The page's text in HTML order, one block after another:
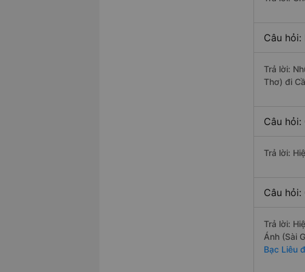
Câu
Trả lời:
Thơ) đi
Câu
Trả lời:
Câu
Trả lời:
Ánh (Sài
Bạc Liêu